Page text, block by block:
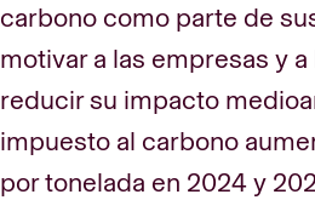
carbono como parte de
motivar a las empresas y
reducir su impacto
impuesto al carbono
por tonelada en 2024 y